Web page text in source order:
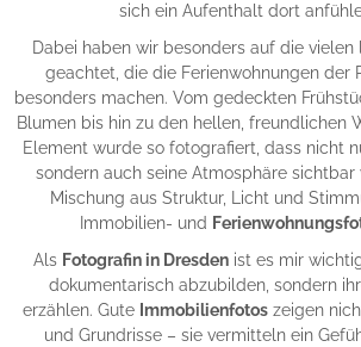
sich ein Aufenthalt dort
Dabei haben wir besonders auf die
geachtet, die die Ferienwohnungen der
besonders machen. Vom gedeckten
Blumen bis hin zu den hellen, freundlichen
Element wurde so fotografiert, dass nicht
sondern auch seine Atmosphäre sichtbar
Mischung aus Struktur, Licht und
Immobilien- und
Als Fotografin in Dresden ist es mir
dokumentarisch abzubilden, sondern
erzählen. Gute Immobilienfotoszeigen
und Grundrisse – sie vermitteln ein